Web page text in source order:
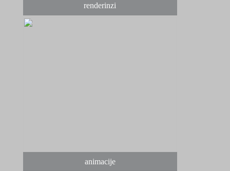
renderinzi
animacije